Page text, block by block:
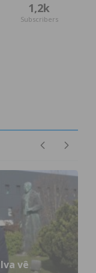
1,2k
Subscribers
vê